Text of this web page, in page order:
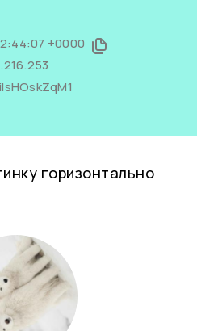
+0000
горизонтально